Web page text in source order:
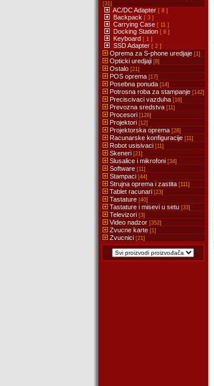
[31]
AC/DC Adapter [ 8 ]
Backpack [ 3 ]
Carrying Case [ 11 ]
Docking Station [ 6 ]
Keyboard [ 1 ]
SSD Adapter [ 2 ]
Oprema za S-phone uredjaje [1]
Opticki uredjaji [8]
Ostalo [21]
POS oprema [17]
Posebna ponuda [14]
Potrosna roba za stampanje [142]
Preciscivaci vazduha [16]
Prevozna sredstva [11]
Procesori [126]
Projektori [12]
Projektorska oprema [28]
Racunarske konfiguracije [11]
Robot usisivaci [11]
Skeneri [21]
Slusalice i mikrofoni [34]
Software [11]
Stampaci [44]
Strujna oprema i zastita [111]
Tablet racunari [23]
Tastature [40]
Tastature i misevi u setu [33]
Televizori [3]
Video nadzor [352]
Zvucne karte [1]
Zvucnici [21]